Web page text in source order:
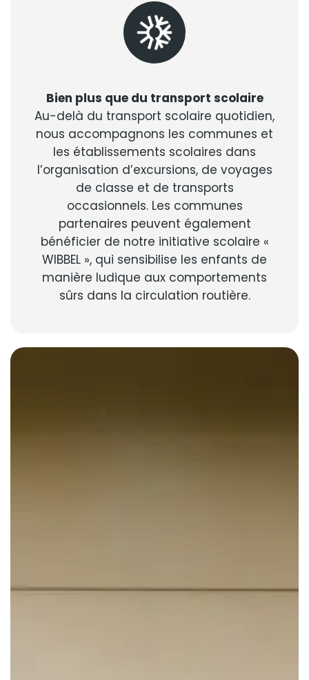
Bien plus que du transport scolaire
Au-delà du transport scolaire quotidien,
nous accompagnons les communes et
les établissements scolaires dans
l’organisation d’excursions, de voyages
de classe et de transports
occasionnels. Les communes
partenaires peuvent également
bénéficier de notre initiative scolaire «
WIBBEL », qui sensibilise les enfants de
manière ludique aux comportements
sûrs dans la circulation routière.